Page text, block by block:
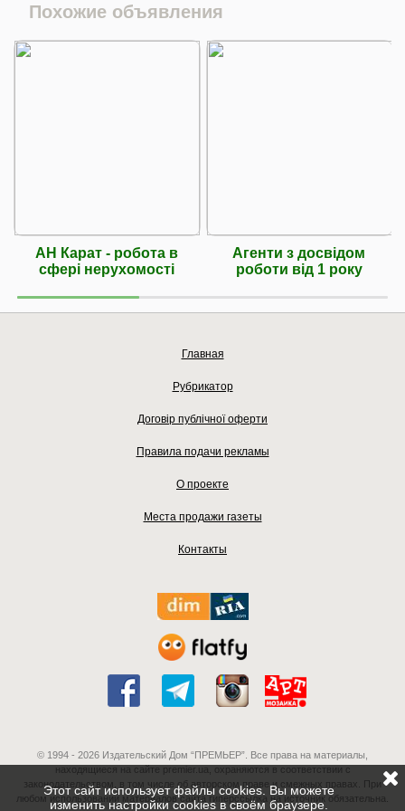
Похожие объявления
АН Карат - робота в
сфері нерухомості
Агенти з досвідом
роботи від 1 року
Главная
Рубрикатор
Договір публічної оферти
Правила подачи рекламы
О проекте
Места продажи газеты
Контакты
© 1994 - 2026 Издательский Дом “ПРЕМЬЕР”. Все права на материалы,
находящиеся на сайте premier.ua, охраняются в соответствии с
законодательством, в том числе об авторском праве и смежных правах. При
любом использовании материалов сайта гиперссылка на источник обязательна.
Этот сайт использует файлы cookies. Вы можете
изменить настройки cookies в своём браузере.